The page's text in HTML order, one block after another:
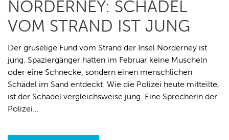
NORDERNEY: SCHÄDEL
VOM STRAND IST JUNG
Der gruselige Fund vom Strand der Insel Norderney ist
jung. Spaziergänger hatten im Februar keine Muscheln
oder eine Schnecke, sondern einen menschlichen
Schädel im Sand entdeckt. Wie die Polizei heute mitteilte,
ist der Schädel vergleichsweise jung. Eine Sprecherin der
Polizei…